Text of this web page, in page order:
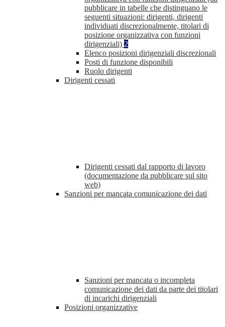
pubblicare in tabelle che distinguano le
seguenti situazioni: dirigenti, dirigenti
individuati discrezionalmente, titolari di
posizione organizzativa con funzioni
dirigenziali) 2
Elenco posizioni dirigenziali discrezionali
Posti di funzione disponibili
Ruolo dirigenti
Dirigenti cessati
Dirigenti cessati dal rapporto di lavoro
(documentazione da pubblicare sul sito
web)
Sanzioni per mancata comunicazione dei dati
Sanzioni per mancata o incompleta
comunicazione dei dati da parte dei titolari
di incarichi dirigenziali
Posizioni organizzative